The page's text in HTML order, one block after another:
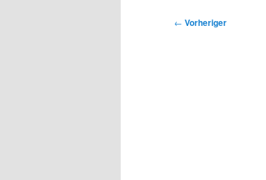
Beitragsnavigation
← Vorheriger